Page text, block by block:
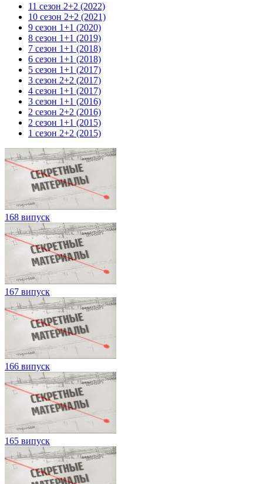
11 сезон 2+2 (2022)
10 сезон 2+2 (2021)
9 сезон 1+1 (2020)
8 сезон 1+1 (2019)
7 сезон 1+1 (2018)
6 сезон 1+1 (2018)
5 сезон 1+1 (2017)
3 сезон 2+2 (2017)
4 сезон 1+1 (2017)
3 сезон 1+1 (2016)
2 сезон 2+2 (2016)
2 сезон 1+1 (2015)
1 сезон 2+2 (2015)
168 випуск
167 випуск
166 випуск
165 випуск